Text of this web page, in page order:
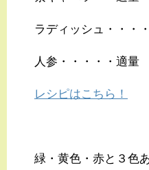
ラディッシュ・・・
人参・・・・・適量
レシピはこちら！
緑・黄色・赤と３色